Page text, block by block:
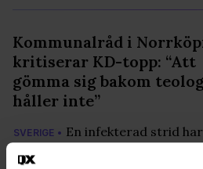
Kommunalråd i
kritiserar KD-topp: “Att
gömma sig bakom
håller inte”
SVERIGE • En infekterad strid
Norrköping efter att Eva-Britt
ordförande i